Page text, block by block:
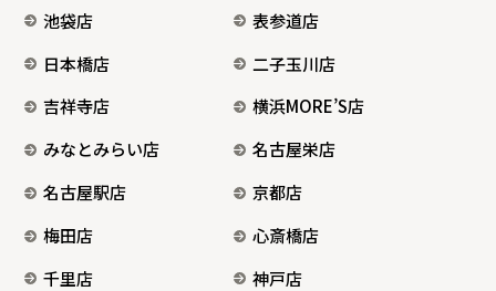
池袋店
表参道店
日本橋店
二子玉川店
吉祥寺店
横浜MORE’S店
みなとみらい店
名古屋栄店
名古屋駅店
京都店
梅田店
心斎橋店
千里店
神戸店